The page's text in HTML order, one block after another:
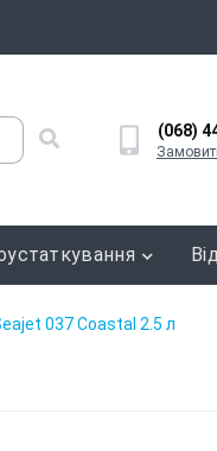
(068)
037 Coastal 2.5 л